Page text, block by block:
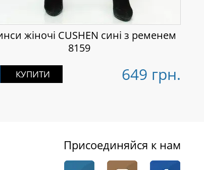
жіночі CUSHEN сині з ременем
8159
649 грн.
Присоединяйся к нам